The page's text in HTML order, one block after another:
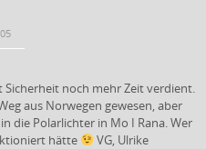
Sicherheit noch mehr Zeit verdient.
aus Norwegen gewesen, aber
die Polarlichter in Mo I Rana. Wer
hätte
VG, Ulrike